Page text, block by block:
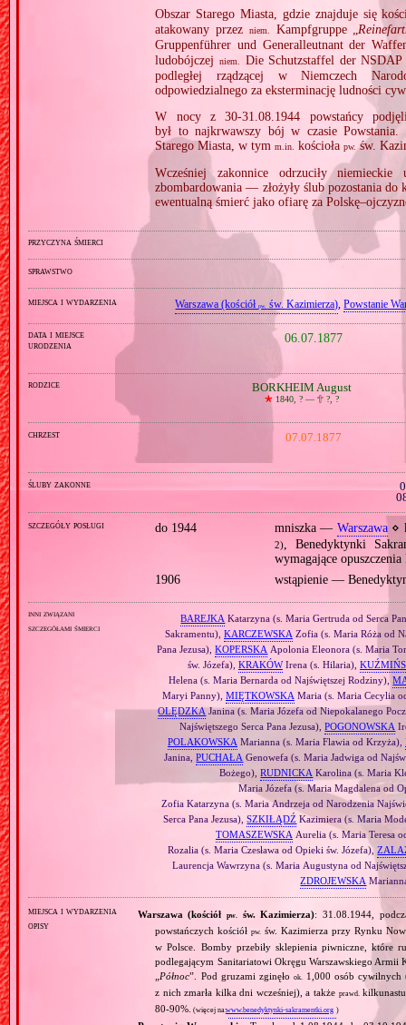
Obszar Starego Miasta, gdzie znajduje się
atakowany przez
niem. Kampfgruppe „
Gruppenführer und Generalleutnant der
ludobójczej
niem.
Die Schutzstaffel der
podległej rządzącej w Niemczech
odpowiedzialnego za eksterminację ludności
W nocy z 30‐31.08.1944 powstańcy
był to najkrwawszy bój w czasie
Starego Miasta, w tymm.in. kościołapw. św.
Wcześniej zakonnice odrzuciły
zbombardowania — złożyły ślub pozostania
ewentualną śmierć jako ofiarę za
przyczyna śmierci
sprawstwo
miejsca i wydarzenia Warszawa (kościółpw. św. Kazimierza),Powstanie
data i miejsce
urodzenia
06.07.1877
rodzice BORKHEIM August
🞲 1840, ? — 🕆?, ?
chrzest 07.07.1877
śluby zakonne
szczegóły posługi do 1944 mniszka — Warszawa⋄
2), Benedyktynki
wymagające
1906
wstąpienie —
inni związani
szczegółami śmierci
BAREJKA Katarzyna (s. Maria Gertruda od Serca
Sakramentu), KARCZEWSKA Zofia (s. Maria Róża od
Pana Jezusa),KOPERSKA Apolonia Eleonora (s. Maria
św. Józefa), KRAKÓWIrena (s. Hilaria),
Helena (s. Maria Bernarda od Najświętszej Rodziny),
Maryi Panny), MIĘTKOWSKA Maria (s. Maria Cecylia
OLĘDZKAJanina (s. Maria Józefa od Niepokalanego
Najświętszego Serca Pana Jezusa),POGONOWSKA
POLAKOWSKA Marianna (s. Maria Flawia od Krzyża),
Janina,PUCHAŁA Genowefa (s. Maria Jadwiga od
Bożego),RUDNICKA Karolina (s. Maria
Maria Józefa (s. Maria Magdalena od
Zofia Katarzyna (s. Maria Andrzeja od Narodzenia
Serca Pana Jezusa),SZKIŁĄDŹ Kazimiera (s. Maria
TOMASZEWSKA Aurelia (s. Maria Teresa
Rozalia (s. Maria Czesława od Opieki św. Józefa),
Laurencja Wawrzyna (s. Maria Augustyna od
ZDROJEWSKA
miejsca i wydarzenia
opisy
Warszawa (kościół pw. św. Kazimierza): 31.08.1944,
powstańczych kościółpw. św. Kazimierza przy Rynku
w Polsce. Bomby przebiły sklepienia piwniczne, które
podlegającym Sanitariatowi Okręgu Warszawskiego Armii
Północ”. Pod gruzami zginęło ok.
1,000 osób cywilnych
z nich zmarła kilka dni wcześniej), a także prawd.
80‐90%. (więcej na:www.benedyktynki-sakramentki.org )